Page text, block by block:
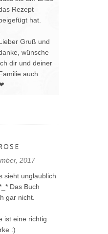
Rezept
hat.
Gruß und
wünsche
dir und deiner
auch
2017
sieht unglaublich
Das Buch
gar nicht.
ist eine richtig
:)